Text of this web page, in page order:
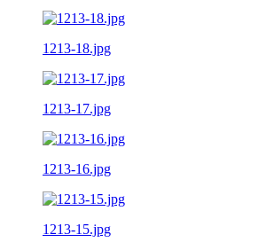
1213-18.jpg
1213-17.jpg
1213-16.jpg
1213-15.jpg